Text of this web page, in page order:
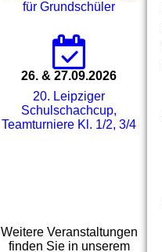
für Grundschüler
26. & 27.09.2026
20. Leipziger
Schulschachcup,
Teamturniere Kl. 1/2, 3/4
Weitere Veranstaltungen
finden Sie in unserem